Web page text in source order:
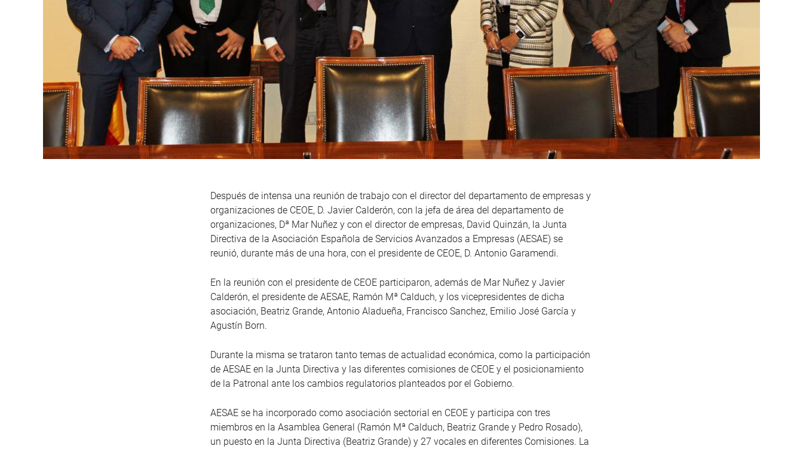
Después de intensa una reunión de trabajo con el director del departamento de empresas y
organizaciones de CEOE, D. Javier Calderón, con la jefa de área del departamento de
organizaciones, Dª Mar Nuñez y con el director de empresas, David Quinzán, la Junta
Directiva de la Asociación Española de Servicios Avanzados a Empresas (AESAE) se
reunió, durante más de una hora, con el presidente de CEOE, D. Antonio Garamendi.
En la reunión con el presidente de CEOE participaron, además de Mar Nuñez y Javier
Calderón, el presidente de AESAE, Ramón Mª Calduch, y los vicepresidentes de dicha
asociación, Beatriz Grande, Antonio Aladueña, Francisco Sanchez, Emilio José García y
Agustín Born.
Durante la misma se trataron tanto temas de actualidad económica, como la participación
de AESAE en la Junta Directiva y las diferentes comisiones de CEOE y el posicionamiento
de la Patronal ante los cambios regulatorios planteados por el Gobierno.
AESAE se ha incorporado como asociación sectorial en CEOE y participa con tres
miembros en la Asamblea General (Ramón Mª Calduch, Beatriz Grande y Pedro Rosado),
un puesto en la Junta Directiva (Beatriz Grande) y 27 vocales en diferentes Comisiones. La